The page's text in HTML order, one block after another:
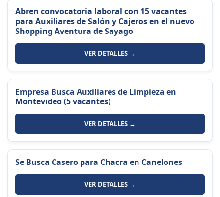
Abren convocatoria laboral con 15 vacantes
para Auxiliares de Salón y Cajeros en el nuevo
Shopping Aventura de Sayago
VER DETALLES →
Empresa Busca Auxiliares de Limpieza en
Montevideo (5 vacantes)
VER DETALLES →
Se Busca Casero para Chacra en Canelones
VER DETALLES →